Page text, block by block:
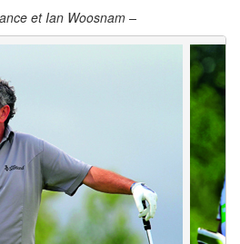
et Ian Woosnam –